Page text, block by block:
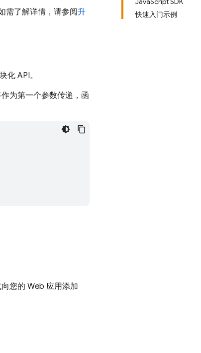
快速入门示例
需了解详情，请参阅升
化 API。
为第一个参数传递，函
您的 Web 应用添加